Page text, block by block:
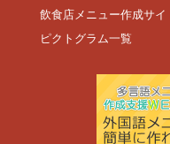
飲食店メニュー作成サイ
ピクトグラム一覧